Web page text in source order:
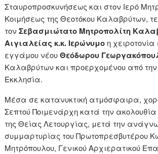
Σταυροπροσκυνήσεως και στον Ιερό
Κοιμήσεως της Θεοτόκου Καλαβρύτων,
τον Σεβασμιώτατο Μητροπολίτη
Αιγιαλείας κ.κ. Ιερώνυμο η χειροτονία
εγγάμου νέουΘεόδωρου
Καλαβρύτων και προερχομένου από την
Εκκλησία.
Μέσα σε κατανυκτική ατμόσφαιρα,
Σεπτού Ποιμενάρχη κατά την
της Θείας Λετουργίας, μετά την
συμμαρτυρίας του Πρωτοπρεσβυτέρου
Μητρόπουλου, Γενικού Αρχιερατικού